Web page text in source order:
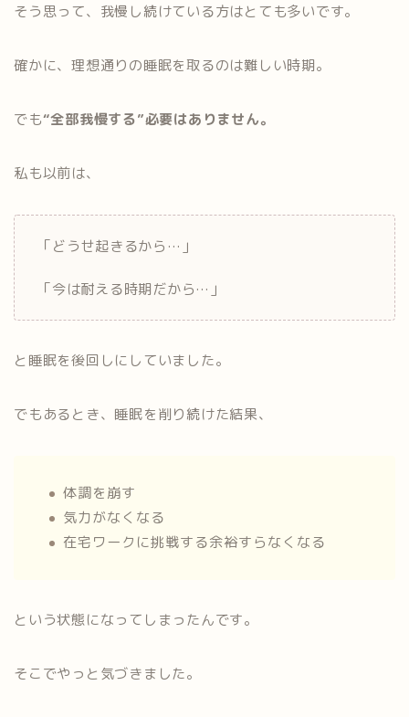
そう思って、我慢し続けている方はとても多いです。
確かに、理想通りの睡眠を取るのは難しい時期。
でも“全部我慢する”必要はありません。
私も以前は、
「どうせ起きるから…」
「今は耐える時期だから…」
と睡眠を後回しにしていました。
でもあるとき、睡眠を削り続けた結果、
体調を崩す
気力がなくなる
在宅ワークに挑戦する余裕すらなくなる
という状態になってしまったんです。
そこでやっと気づきました。